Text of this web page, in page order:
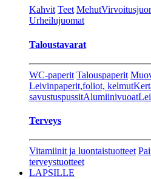
Kahvit Teet Mehut
Urheilujuomat
Taloustavarat
WC-paperit Talouspaperit
Leivinpaperit,foliot, kelmut
savustuspussitAlumiinivuoat
Terveys
Vitamiinit ja luontaistuotteet
terveystuotteet
LAPSILLE